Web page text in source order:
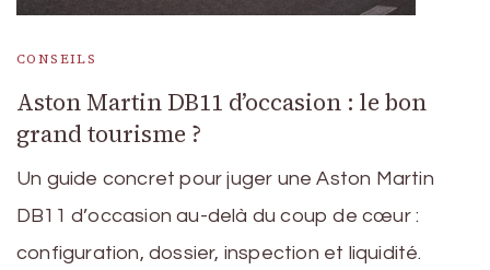
CONSEILS
Aston Martin DB11 d’occasion : le bon
grand tourisme ?
Un guide concret pour juger une Aston Martin
DB11 d’occasion au-delà du coup de cœur :
configuration, dossier, inspection et liquidité.